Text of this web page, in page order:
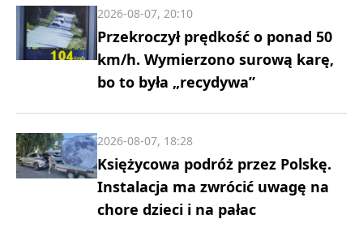
Przekroczył prędkość o ponad 50
km/h. Wymierzono surową karę,
bo to była „recydywa”
2026-08-07, 20:10
Księżycowa podróż przez Polskę.
Instalacja ma zwrócić uwagę na
chore dzieci i na pałac
2026-08-07, 18:28